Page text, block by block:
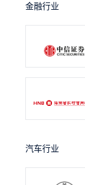
金融行业
汽车行业